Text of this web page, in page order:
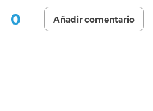
0 Añadir comentario